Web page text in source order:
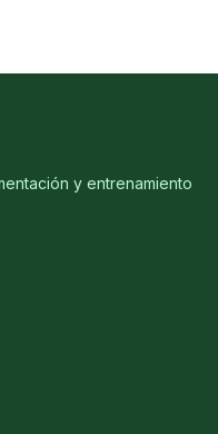
y entrenamiento